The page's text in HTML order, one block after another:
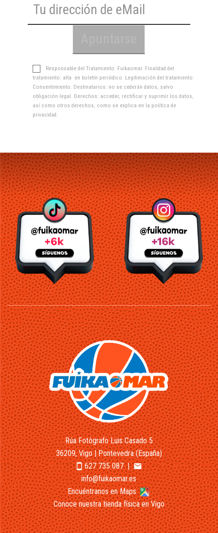
Responsable del Tratamiento: Fuikaomar. Finalidad del
tratamiento: alta en boletín periódico. Legitimación del tratamiento:
Consentimiento. Destinatarios: no se cederán datos, salvo
obligación legal. Derechos: acceder, rectificar y suprimir los datos,
así como otros derechos, como se explica en la política de
privacidad.
Rúa Fotógrafo Luis Casado 5
36209, Vigo | Pontevedra (España)
smartphone627 735 087|email
info@fuikaomar.es
Encuéntranos en Maps
Conoce nuestra tienda física en Vigo